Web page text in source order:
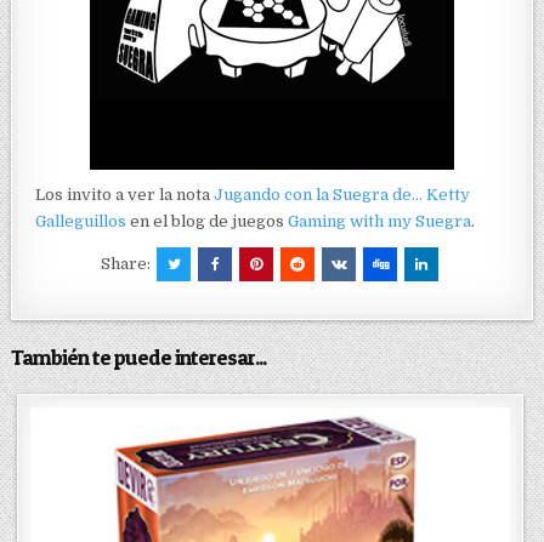
Los invito a ver la notaJugando con la Suegra de… Ketty
Galleguillos en el blog de juegosGaming with my Suegra.
Share:
También te puede interesar...